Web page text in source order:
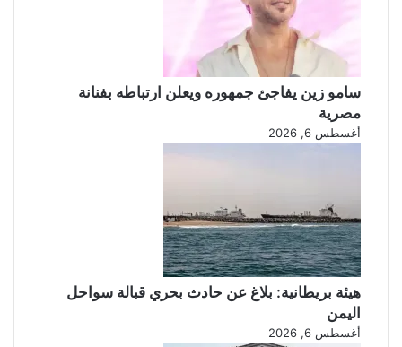
سامو زين يفاجئ جمهوره ويعلن ارتباطه بفنانة
مصرية
أغسطس 6, 2026
هيئة بريطانية: بلاغ عن حادث بحري قبالة سواحل
اليمن
أغسطس 6, 2026